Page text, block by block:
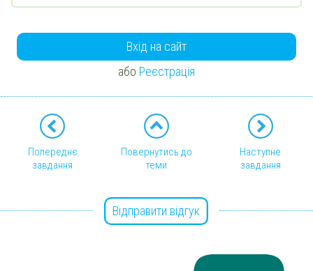
Вхід на сайт
або Реєстрація
Попереднє
завдання
Повернутись до
теми
Наступне
завдання
Відправити відгук